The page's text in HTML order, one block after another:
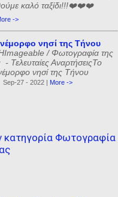
καλό ταξίδι!!!❤️❤️❤️
->
νησί της Τήνου
/ Φωτογραφία της
Τελευταίες ΑναρτήσειςΤο
νησί της Τήνου
Sep-27 - 2022 | More ->
κατηγορία Φωτογραφία